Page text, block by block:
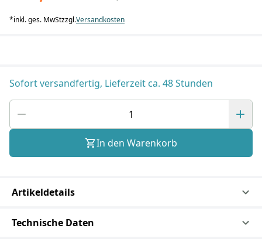
*inkl. ges. MwStzzgl.Versandkosten
Sofort versandfertig, Lieferzeit ca. 48 Stunden
In den Warenkorb
Artikeldetails
Technische Daten